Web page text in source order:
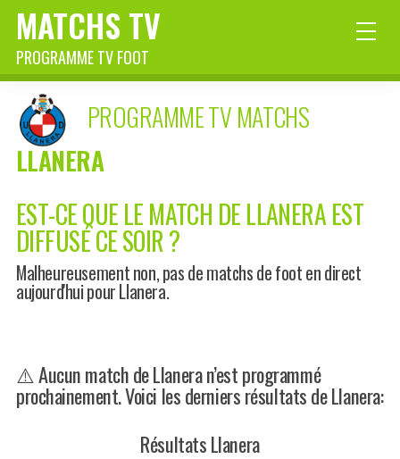
MATCHS TV
PROGRAMME TV FOOT
PROGRAMME TV MATCHS
LLANERA
EST-CE QUE LE MATCH DE LLANERA EST
DIFFUSÉ CE SOIR ?
Malheureusement non, pas de matchs de foot en direct
aujourd'hui pour Llanera.
⚠️ Aucun match de Llanera n’est programmé
prochainement. Voici les derniers résultats de Llanera:
Résultats Llanera